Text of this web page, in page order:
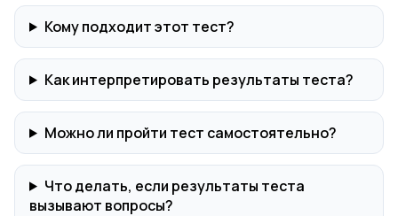
Кому подходит этот тест?
Как интерпретировать результаты теста?
Можно ли пройти тест самостоятельно?
Что делать, если результаты теста
вызывают вопросы?